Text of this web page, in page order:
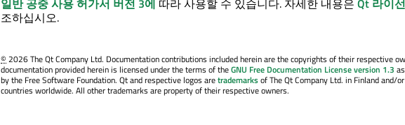
일반 공중 사용 허가서 버전 3에 따라 사용할 수 있습니다. 자세한 내용은 Qt 라이
조하십시오.
©2026 The Qt Company Ltd. Documentation contributions included herein are the copyrights of their respective
documentation provided herein is licensed under the terms of theGNU Free Documentation License version 1.3
by the Free Software Foundation. Qt and respective logos aretrademarksof The Qt Company Ltd. in Finland and/
countries worldwide. All other trademarks are property of their respective owners.